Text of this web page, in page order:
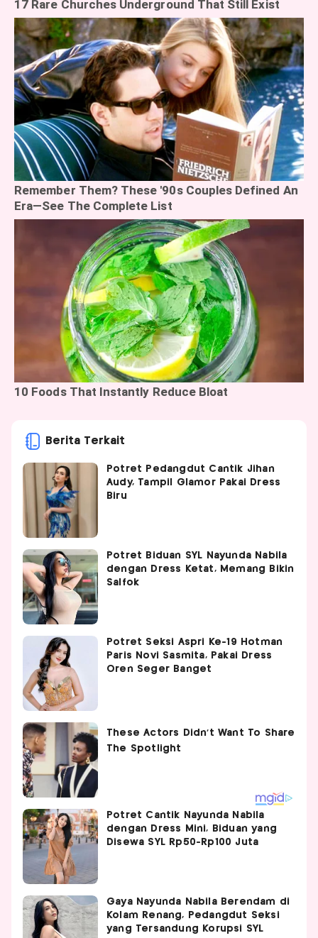
Berita Terkait
Potret Pedangdut Cantik Jihan
Audy, Tampil Glamor Pakai Dress
Biru
Potret Biduan SYL Nayunda Nabila
dengan Dress Ketat, Memang Bikin
Salfok
Potret Seksi Aspri Ke-19 Hotman
Paris Novi Sasmita, Pakai Dress
Oren Seger Banget
Potret Cantik Nayunda Nabila
dengan Dress Mini, Biduan yang
Disewa SYL Rp50-Rp100 Juta
Gaya Nayunda Nabila Berendam di
Kolam Renang, Pedangdut Seksi
yang Tersandung Korupsi SYL